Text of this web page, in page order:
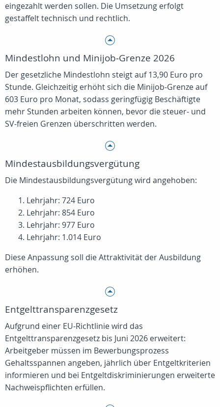
eingezahlt werden sollen. Die Umsetzung erfolgt
gestaffelt technisch und rechtlich.
Mindestlohn und Minijob‑Grenze 2026
Der gesetzliche Mindestlohn steigt auf 13,90 Euro pro
Stunde. Gleichzeitig erhöht sich die Minijob‑Grenze auf
603 Euro pro Monat, sodass geringfügig Beschäftigte
mehr Stunden arbeiten können, bevor die steuer‑ und
SV‑freien Grenzen überschritten werden.
Mindestausbildungsvergütung
Die Mindestausbildungsvergütung wird angehoben:
Lehrjahr: 724 Euro
Lehrjahr: 854 Euro
Lehrjahr: 977 Euro
Lehrjahr: 1.014 Euro
Diese Anpassung soll die Attraktivität der Ausbildung
erhöhen.
Entgelttransparenzgesetz
Aufgrund einer EU‑Richtlinie wird das
Entgelttransparenzgesetz bis Juni 2026 erweitert:
Arbeitgeber müssen im Bewerbungsprozess
Gehaltsspannen angeben, jährlich über Entgeltkriterien
informieren und bei Entgeltdiskriminierungen erweiterte
Nachweispflichten erfüllen.